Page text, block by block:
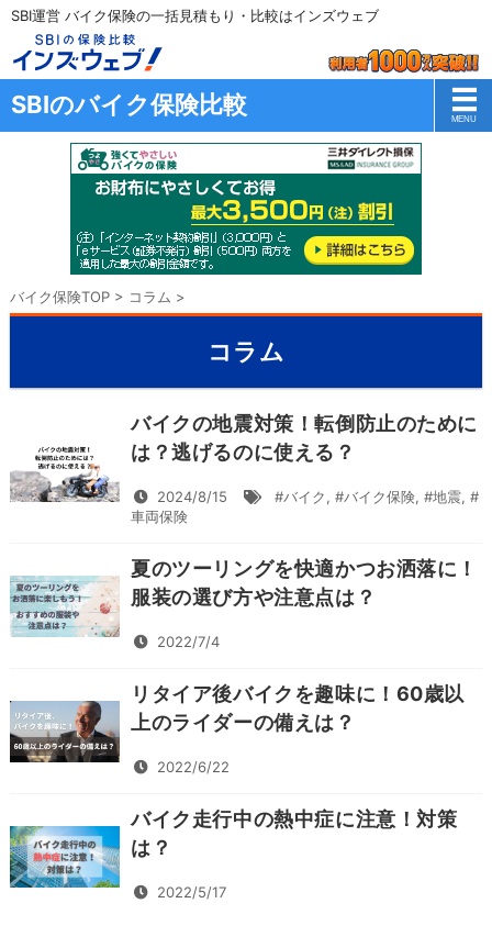
SBI運営 バイク保険の一括見積もり・比較はインズウェブ
SBIのバイク保険比較
バイク保険TOP> コラム >
コラム
バイクの地震対策！転倒防止のために
は？逃げるのに使える？
2024/8/15 #バイク, #バイク保険, #地震, #
車両保険
夏のツーリングを快適かつお洒落に！
服装の選び方や注意点は？
2022/7/4
リタイア後バイクを趣味に！60歳以
上のライダーの備えは？
2022/6/22
バイク走行中の熱中症に注意！対策
は？
2022/5/17